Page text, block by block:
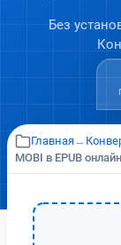
Без
Главная→
MOBI в EPUB